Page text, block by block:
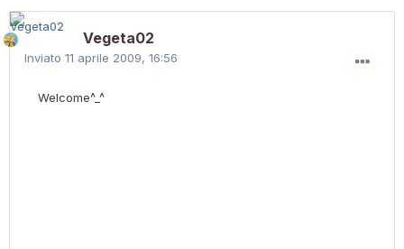
Vegeta02
Inviato 11 aprile 2009, 16:56
Welcome^_^